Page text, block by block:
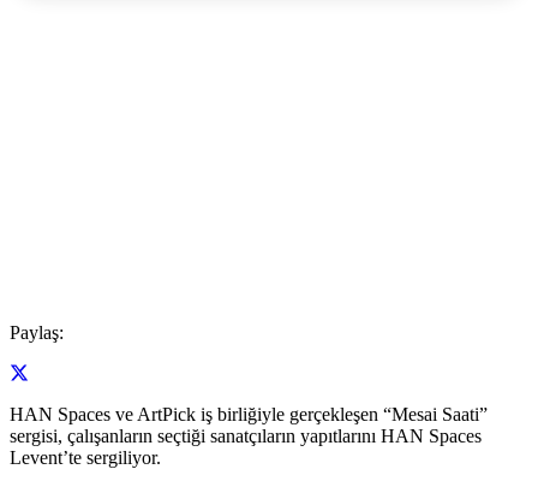
Paylaş:
HAN Spaces ve ArtPick iş birliğiyle gerçekleşen “Mesai Saati”
sergisi, çalışanların seçtiği sanatçıların yapıtlarını HAN Spaces
Levent’te sergiliyor.